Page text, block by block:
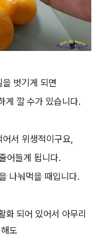
벗기게 되면
게 깔 수가 있습니다.
서 위생적이구요,
어들게 됩니다.
나눠먹을 때입니다.
화 되어 있어서 아무리
도